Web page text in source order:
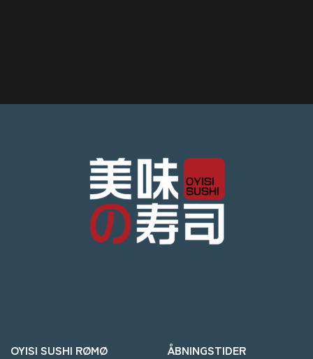
OYISI SUSHI RØMØ ÅBNINGSTIDER